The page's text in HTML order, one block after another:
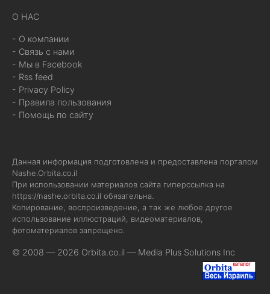
О НАС
- О компании
- Связь с нами
- Мы в Facebook
- Rss feed
- Privacy Policy
- Правила пользования
- Помощь по сайту
Данная информация подготовлена и предоставлена порталом
Nashe.Orbita.co.il
При использовании материалов сайта гиперссылка на
https://nashe.orbita.co.il обязательна.
Копирование, воспроизведение, а так же любое другое
использование иллюстраций, видеоматериалов,
фотоматериалов запрещено.
© 2008 — 2026 Orbita.co.il — Media Plus Solutions Inc